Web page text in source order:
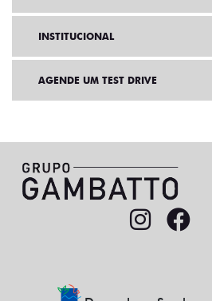
INSTITUCIONAL
AGENDE UM TEST DRIVE